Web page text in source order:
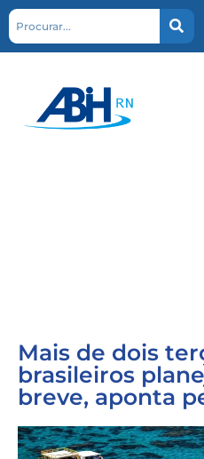
Mais de dois
brasileiros
breve, aponta